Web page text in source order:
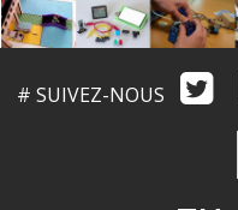
# SUIVEZ-NOUS